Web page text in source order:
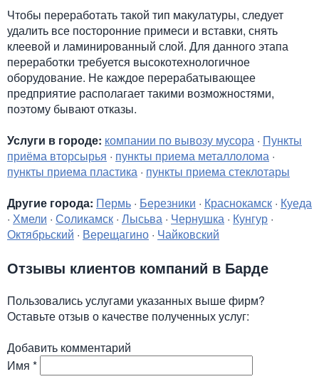
Чтобы переработать такой тип макулатуры, следует
удалить все посторонние примеси и вставки, снять
клеевой и ламинированный слой. Для данного этапа
переработки требуется высокотехнологичное
оборудование. Не каждое перерабатывающее
предприятие располагает такими возможностями,
поэтому бывают отказы.
Услуги в городе: компании по вывозу мусора · Пункты
приёма вторсырья · пункты приема металлолома ·
пункты приема пластика · пункты приема стеклотары
Другие города: Пермь · Березники · Краснокамск · Куеда
· Хмели · Соликамск · Лысьва · Чернушка · Кунгур ·
Октябрьский · Верещагино · Чайковский
Отзывы клиентов компаний в Барде
Пользовались услугами указанных выше фирм?
Оставьте отзыв о качестве полученных услуг:
Добавить комментарий
Имя *